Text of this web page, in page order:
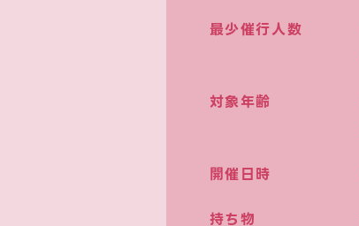
最少催行人数
対象年齢
開催日時
持ち物